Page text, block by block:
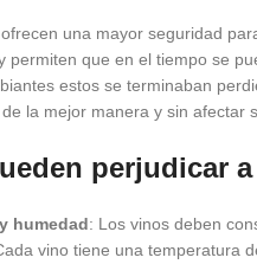
una mayor seguridad
permiten que en el tiempo se
estos se terminaban
la mejor manera y sin afectar
perjudicar
humedad: Los vinos deben
vino tiene una temperatura